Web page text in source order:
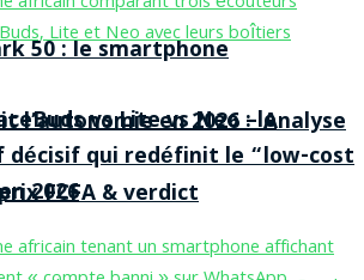
50 : le smartphone
l’autonomie en 2026 – Analyse
FCFA & verdict
vs Lite vs Neo : le
qui redéfinit le “low-cost
2026